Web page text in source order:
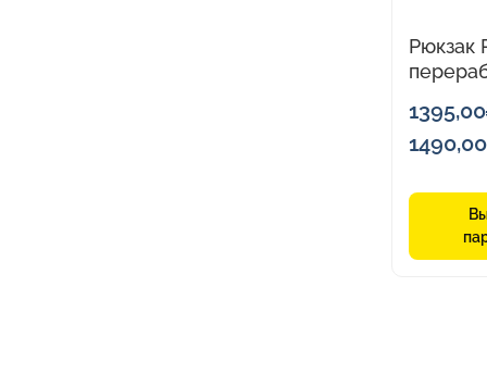
Рюкзак
1395,00
1490,00
можно
выбрать
на
странице